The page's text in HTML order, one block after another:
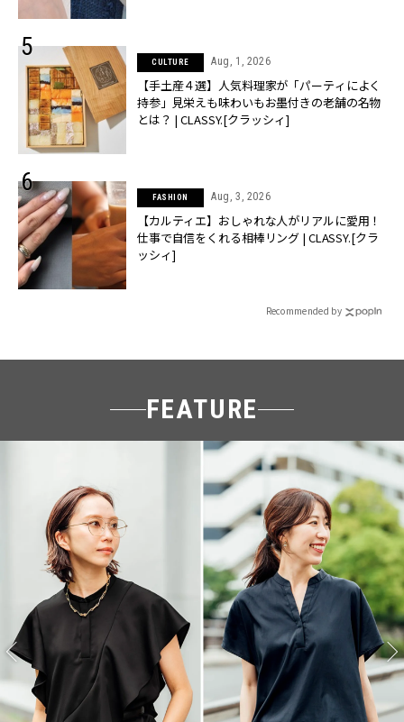
CULTURE Aug, 1, 2026
【手土産４選】人気料理家が「パーティによく
持参」見栄えも味わいもお墨付きの老舗の名物
とは？ | CLASSY.[クラッシィ]
FASHION Aug, 3, 2026
【カルティエ】おしゃれな人がリアルに愛用！
仕事で自信をくれる相棒リング | CLASSY.[クラ
ッシィ]
Recommended by
FEATURE